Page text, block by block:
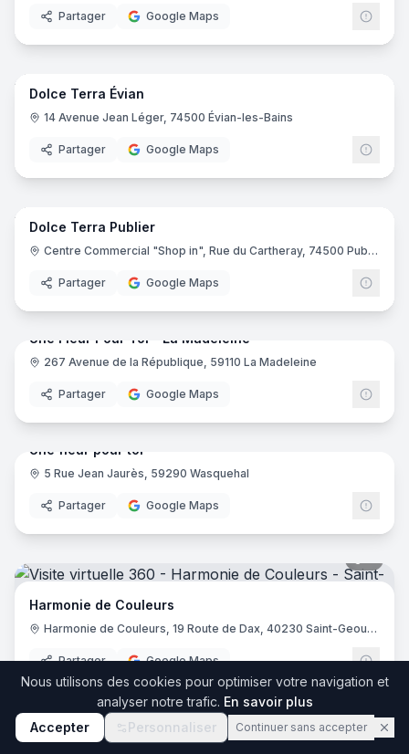
Partager Google Maps
6
Dolce Terra Évian
14 Avenue Jean Léger, 74500 Évian-les-Bains
Partager Google Maps
6
Dolce Terra Publier
Centre Commercial "Shop in", Rue du Cartheray, 74500 Publier
Partager Google Maps
Une Fleur Pour Toi - La Madeleine
267 Avenue de la République, 59110 La Madeleine
Partager Google Maps
Une fleur pour toi
5 Rue Jean Jaurès, 59290 Wasquehal
Partager Google Maps
Harmonie de Couleurs
Harmonie de Couleurs, 19 Route de Dax, 40230 Saint-Geours-de-Maremne
Partager Google Maps
Les Jardins du Sud
Route de Ponteilla, 66300 Llupia
Nous utilisons des cookies pour optimiser votre navigation et
analyser notre trafic. En savoir plus
Accepter
Personnaliser Continuer sans accepter